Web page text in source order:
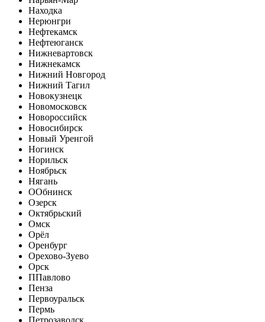
Находка
Нерюнгри
Нефтекамск
Нефтеюганск
Нижневартовск
Нижнекамск
Нижний Новгород
Нижний Тагил
Новокузнецк
Новомосковск
Новороссийск
Новосибирск
Новый Уренгой
Ногинск
Норильск
Ноябрьск
Нягань
ООбнинск
Озерск
Октябрьский
Омск
Орёл
Оренбург
Орехово-Зуево
Орск
ППавлово
Пенза
Первоуральск
Пермь
Петрозаводск